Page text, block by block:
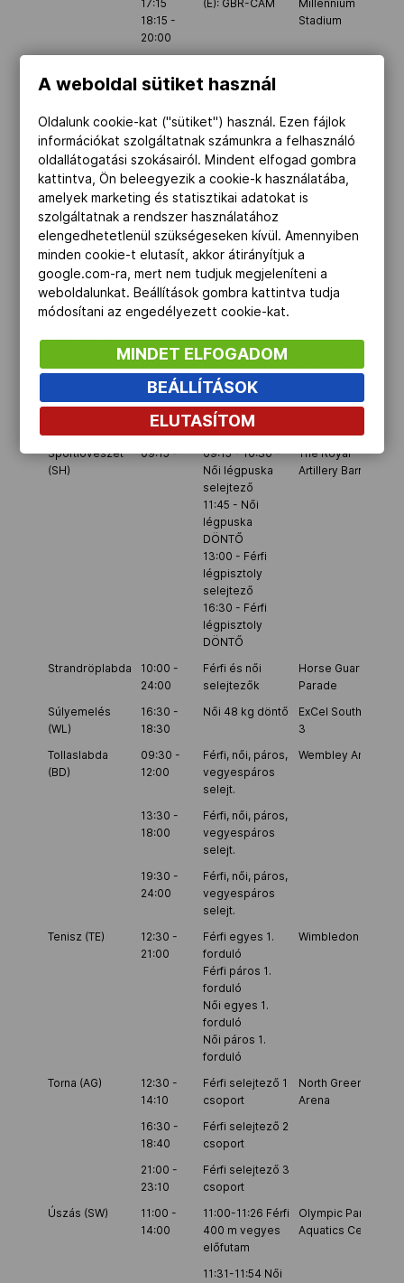
17:15
18:15 -
20:00
(E): GBR-CAM
Millennium
Stadium
20:00
22:45
(G): FRA-PRK
Lovaglás
11:00 -
17:45
Military első nap
egyéni és
csapat
(díjlovaglás)
Greenwich Park
Ökölvívás (BX)
14:30 -
17:30
Férfi 56 kg és
75 kg
2
23:30 -
00:30
Férfi 56 kg és
75 kg
Röplabda, női
mérkőzések
10:30
12:30
(A): ALG-JP
15:45
17:45
(A): GBR-RUS
(A): ITA-DOM
Earls Court
21:00
23:00
(B): USA-KOR
(B): BRA-TUR
Earls Court
Sportlövészet
(SH)
09:15 -
09:15 - 10:30 -
Női légpuska
selejtező
11:45 - Női
légpuska
DÖNTŐ
13:00 - Férfi
légpisztoly
selejtező
16:30 - Férfi
légpisztoly
DÖNTŐ
The Royal
Artillery Barracs
Strandröplabda
10:00 -
24:00
Férfi és női
selejtezők
Horse Guards
Parade
Súlyemelés
(WL)
16:30 -
18:30
Női 48 kg döntő
ExCel South Hall
3
Tollaslabda
(BD)
09:30 -
12:00
Férfi, női, páros,
vegyespáros
selejt.
Wembley Arena
13:30 -
18:00
Férfi, női, páros,
vegyespáros
selejt.
19:30 -
24:00
Férfi, női, páros,
vegyespáros
selejt.
Tenisz (TE)
12:30 -
21:00
Férfi egyes 1.
forduló
Férfi páros 1.
forduló
Női egyes 1.
forduló
Női páros 1.
forduló
Wimbledon
Torna (AG)
12:30 -
14:10
Férfi selejtező 1
csoport
North Greenwich
Arena
16:30 -
18:40
Férfi selejtező 2
csoport
21:00 -
23:10
Férfi selejtező 3
csoport
Úszás (SW)
11:00 -
14:00
11:00-11:26 Férfi
400 m vegyes
előfutam
Olympic Park
Aquatics Centre
11:31-11:54 Női
A weboldal sütiket használ
Oldalunk cookie-kat ("sütiket") használ. Ezen fájlok
információkat szolgáltatnak számunkra a felhasználó
oldallátogatási szokásairól. Mindent elfogad gombra
kattintva, Ön beleegyezik a cookie-k használatába,
amelyek marketing és statisztikai adatokat is
szolgáltatnak a rendszer használatához
elengedhetetlenül szükségeseken kívül. Amennyiben
minden cookie-t elutasít, akkor átirányítjuk a
google.com-ra, mert nem tudjuk megjeleníteni a
weboldalunkat. Beállítások gombra kattintva tudja
módosítani az engedélyezett cookie-kat.
MINDET ELFOGADOM
BEÁLLÍTÁSOK
ELUTASÍTOM